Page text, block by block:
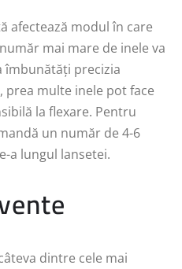
afectează modul în care
mai mare de inele va
îmbunătăți precizia
prea multe inele pot face
la flexare. Pentru
un număr de 4-6
a lungul lansetei.
dintre cele mai